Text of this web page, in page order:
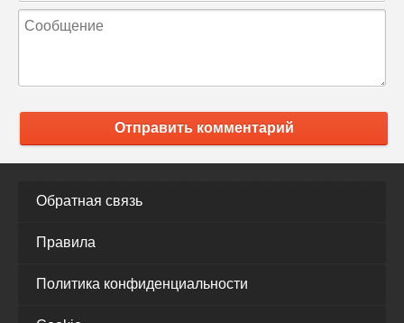
Отправить комментарий
Обратная связь
Правила
Политика конфиденциальности